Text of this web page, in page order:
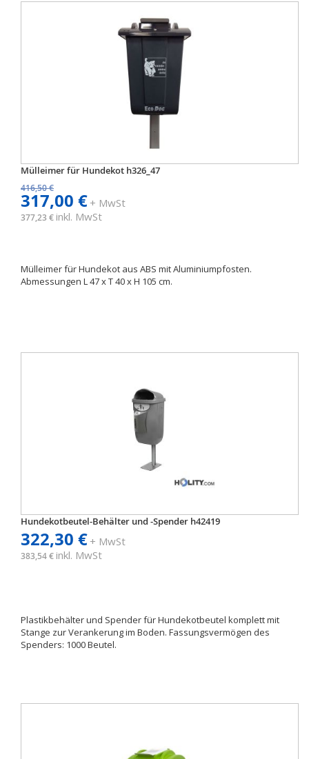
Mülleimer für Hundekot h326_47
416,50 €
317,00 €+ MwSt
377,23 € inkl. MwSt
Mülleimer für Hundekot aus ABS mit Aluminiumpfosten.
Abmessungen L 47 x T 40 x H 105 cm.
Hundekotbeutel-Behälter und -Spender h42419
322,30 €+ MwSt
383,54 € inkl. MwSt
Plastikbehälter und Spender für Hundekotbeutel komplett mit
Stange zur Verankerung im Boden. Fassungsvermögen des
Spenders: 1000 Beutel.